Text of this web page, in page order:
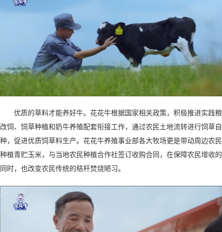
优质的草料才能养好牛。花花牛根据国家相关政策，积极推进实践粮
改饲、饲草种植和奶牛养殖配套衔接工作，通过农民土地流转进行饲草自
种，促进优质饲草料生产。花花牛养殖事业部各大牧场更是带动周边农民
种植青贮玉米，与当地农民种植合作社签订收购合同，在保障农民增收的
同时，也改变农民传统的秸杆焚烧陋习。